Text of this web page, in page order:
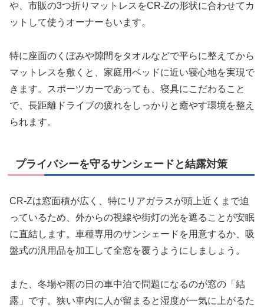
や、市販の3つ折りマットレスをCR-Zの形状に合わせてカ
ットして使うオーナーもいます。
特に座面のくぼみや隙間をタオルなどで平らに整えてから
マットレスを敷くと、家庭用ベッドに近い寝心地を実現で
きます。スポーツカーであっても、寝具にこだわること
で、長距離ドライブの疲れをしっかりと癒やす環境を整え
られます。
プライバシーを守るサンシェードと結露対策
CR-Zは窓面積が広く、特にリアガラスが頭上近くまで迫
っているため、外からの視線や街灯の光を遮ることが安眠
に直結します。車種専用のサンシェードを用意するか、吸
盤式の汎用品を加工して全窓を覆うようにしましょう。
また、冬場や雨の日の車中泊で問題になるのが窓の「結
露」です。狭い車内に人が留まると湿度が一気に上がるた